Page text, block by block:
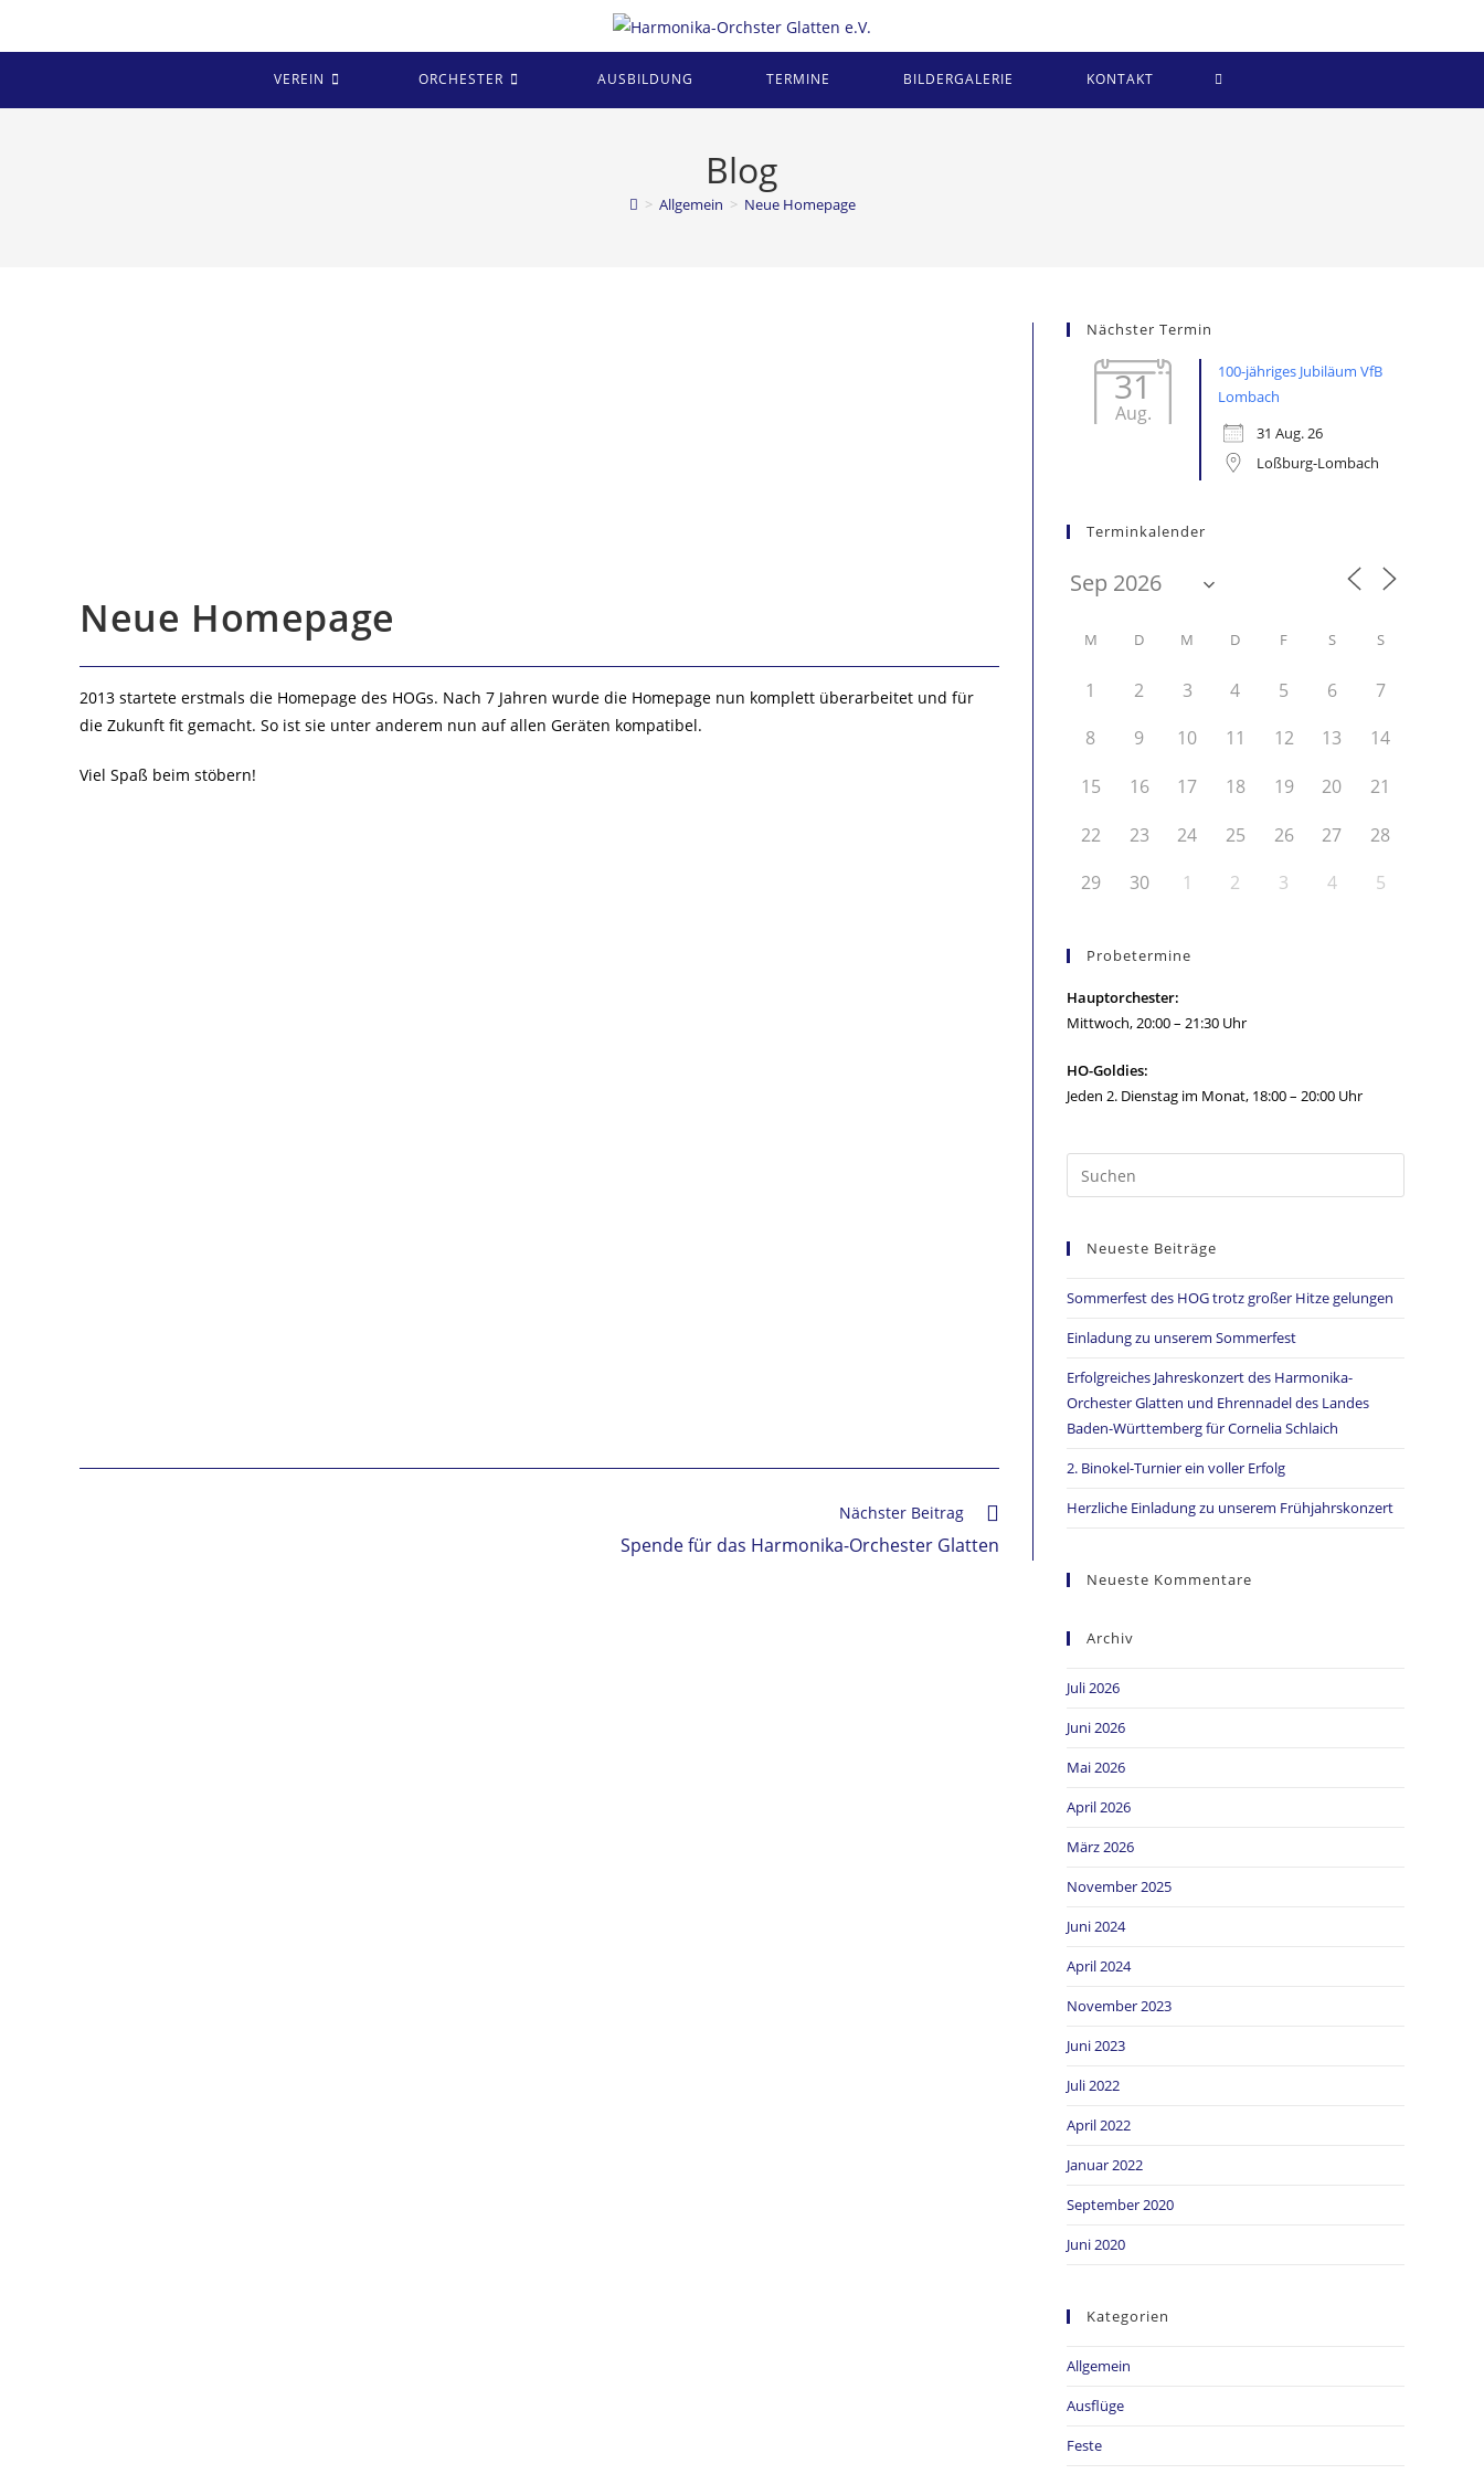
VEREIN ORCHESTER AUSBILDUNG TERMINE BILDERGALERIE KONTAKT WEBSITE-
Blog
> Allgemein > Neue Homepage
Neue Homepage
2013 startete erstmals die Homepage des HOGs. Nach 7 Jahren wurde die Homepage nun komplett überarbeitet und für
die Zukunft fit gemacht. So ist sie unter anderem nun auf allen Geräten kompatibel.
Viel Spaß beim stöbern!
Nächster Beitrag
Spende für das Harmonika-Orchester Glatten
Nächster Termin
31
Aug.
100-jähriges Jubiläum VfB
Lombach
31 Aug. 26
Loßburg-Lombach
Terminkalender
M D M D F S S
1 2 3 4 5 6
7
8
9 10 11 12 13
14
15
16 17 18 19 20
21
22
23 24 25 26 27
28
29
30 1 2 3 4 5
Probetermine
Hauptorchester:
Mittwoch, 20:00 – 21:30 Uhr
HO-Goldies:
Jeden 2. Dienstag im Monat, 18:00 – 20:00 Uhr
Neueste Beiträge
Sommerfest des HOG trotz großer Hitze gelungen
Einladung zu unserem Sommerfest
Erfolgreiches Jahreskonzert des Harmonika-
Orchester Glatten und Ehrennadel des Landes
Baden-Württemberg für Cornelia Schlaich
2. Binokel-Turnier ein voller Erfolg
Herzliche Einladung zu unserem Frühjahrskonzert
Neueste Kommentare
Archiv
Juli 2026
Juni 2026
Mai 2026
April 2026
März 2026
November 2025
Juni 2024
April 2024
November 2023
Juni 2023
Juli 2022
April 2022
Januar 2022
September 2020
Juni 2020
Kategorien
Allgemein
Ausflüge
Feste